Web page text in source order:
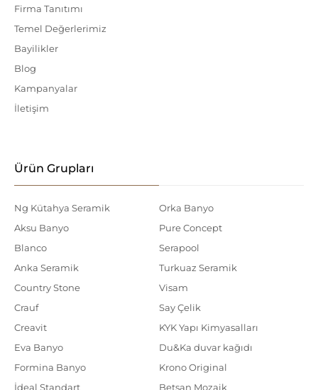
Firma Tanıtımı
Temel Değerlerimiz
Bayilikler
Blog
Kampanyalar
İletişim
Ürün Grupları
Ng Kütahya Seramik
Aksu Banyo
Blanco
Anka Seramik
Country Stone
Crauf
Creavit
Eva Banyo
Formina Banyo
İdeal Standart
Orka Banyo
Pure Concept
Serapool
Turkuaz Seramik
Visam
Say Çelik
KYK Yapı Kimyasalları
Du&Ka duvar kağıdı
Krono Original
Betsan Mozaik